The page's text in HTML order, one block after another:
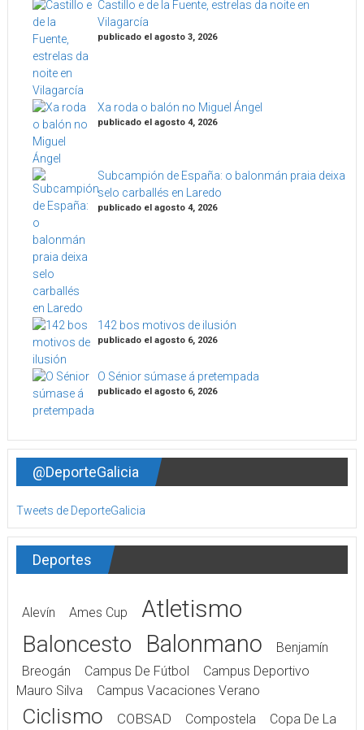
Castillo e de la Fuente, estrelas da noite en
Vilagarcía
publicado el agosto 3, 2026
Xa roda o balón no Miguel Ángel
publicado el agosto 4, 2026
Subcampión de España: o balonmán praia deixa
selo carballés en Laredo
publicado el agosto 4, 2026
142 bos motivos de ilusión
publicado el agosto 6, 2026
O Sénior súmase á pretempada
publicado el agosto 6, 2026
@DeporteGalicia
Tweets de DeporteGalicia
Deportes
Alevín Ames Cup Atletismo
Baloncesto Balonmano
Benjamín
Breogán
Campus De Fútbol
Campus Deportivo
Mauro Silva
Campus Vacaciones Verano
Ciclismo COBSAD Compostela
Copa De La